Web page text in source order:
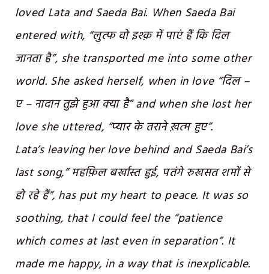
loved Lata and Saeda Bai. When Saeda Bai
entered with, “लुत्फ वो इश्क़ में पाएं हैं कि दिल
जानता है”, she transported me into some other
world. She asked herself, when in love “दिल –
ए – नादान तुझे हुआ क्या है” and when she lost her
love she uttered, “प्यार के तराने ख़त्म हुए”.
Lata’s leaving her love behind and Saeda Bai’s
last song,” महफ़िल बर्खास्त हुई, पतंगे रुखसत शमों से
हो रहे हैं”, has put my heart to peace. It was so
soothing, that I could feel the “patience
which comes at last even in separation”. It
made me happy, in a way that is inexplicable.